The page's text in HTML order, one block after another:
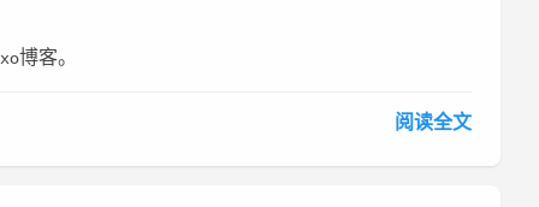
博客。
阅读全文